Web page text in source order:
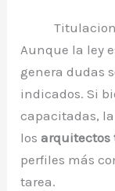
Aunque la ley
genera dudas
indicados. Si
capacitadas,
losarquitectos
perfiles más
tarea.